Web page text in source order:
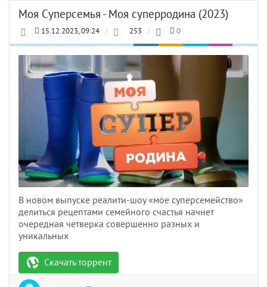
Моя Суперсемья - Моя суперродина (2023)
15.12.2023, 09:24 / 253 / 0
В новом выпуске реалити-шоу «мое суперсемейство»
делиться рецептами семейного счастья начнет
очередная четверка совершенно разных и
уникальных
Скачать торрент